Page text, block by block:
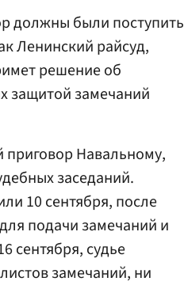
должны были поступить
Ленинский райсуд,
решение об
защитой замечаний
Навальному,
заседаний.
10 сентября, после
подачи замечаний и
сентября, судье
замечаний, ни